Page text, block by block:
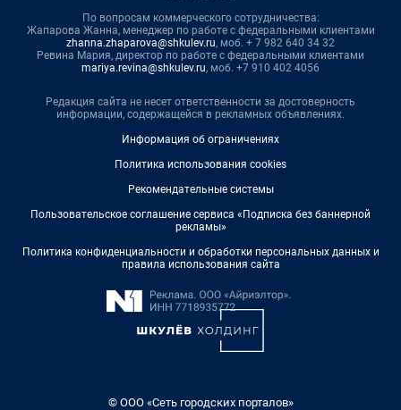
По вопросам коммерческого сотрудничества:
Жапарова Жанна, менеджер по работе с федеральными клиентами
zhanna.zhaparova@shkulev.ru, моб. + 7 982 640 34 32
Ревина Мария, директор по работе с федеральными клиентами
mariya.revina@shkulev.ru, моб. +7 910 402 4056
Редакция сайта не несет ответственности за достоверность
информации, содержащейся в рекламных объявлениях.
Информация об ограничениях
Политика использования cookies
Рекомендательные системы
Пользовательское соглашение сервиса «Подписка без баннерной
рекламы»
Политика конфиденциальности и обработки персональных данных и
правила использования сайта
© ООО «Сеть городских порталов»